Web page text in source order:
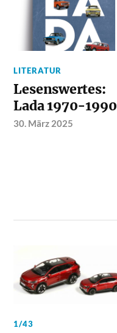
LITERATUR
Lesenswertes:
Lada 1970-1990
30. März 2025
1/43